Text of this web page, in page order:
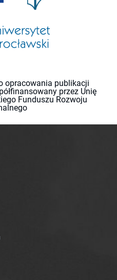
opracowania publikacji
przez Unię
Funduszu Rozwoju